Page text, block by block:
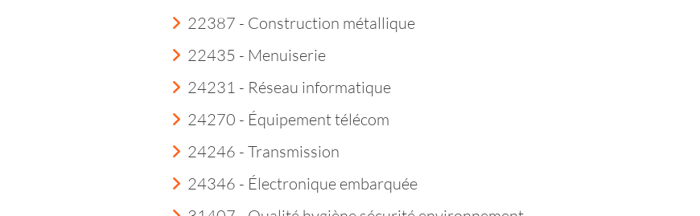
22387 - Construction métallique
22435 - Menuiserie
24231 - Réseau informatique
24270 - Équipement télécom
24246 - Transmission
24346 - Électronique embarquée